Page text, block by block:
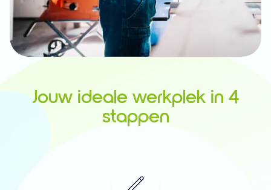
Jouw ideale werkplek in 4
stappen